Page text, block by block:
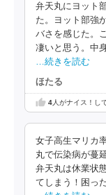
弁天丸にヨット
た。ヨット部強
バさを感じた。
凄いと思う。中
…続きを読む
ほたる
4人がナイス！し
女子高生マリカ
丸で伝染病が蔓
弁天丸は休業状
てしまう！困っ